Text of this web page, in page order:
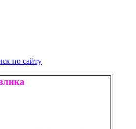
по сайту